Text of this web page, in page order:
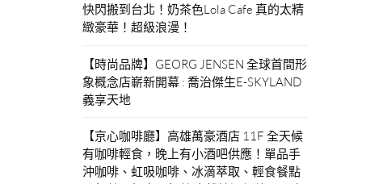
快閃搬到台北！奶茶色Lola Cafe 真的太精
緻豪華！超級浪漫！
【時尚品牌】GEORG JENSEN 全球首間形
象概念店嶄新開幕 : 喬治傑生E-SKYLAND
義享天地
【京心咖啡廳】高雄萬豪酒店 11F 全天候
有咖啡輕食，晚上有小酒吧供應！單品手
沖咖啡、虹吸咖啡、冰滴萃取、輕食餐點